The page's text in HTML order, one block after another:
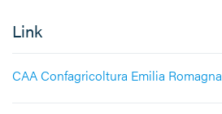
Link
CAA Confagricoltura Emilia Romagna